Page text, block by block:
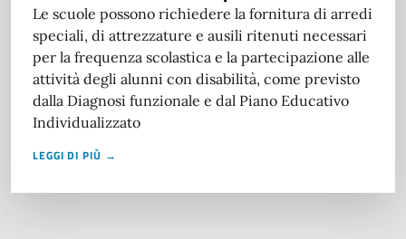
Le scuole possono richiedere la fornitura di arredi
speciali, di attrezzature e ausili ritenuti necessari
per la frequenza scolastica e la partecipazione alle
attività degli alunni con disabilità, come previsto
dalla Diagnosi funzionale e dal Piano Educativo
Individualizzato
LEGGI DI PIÙ →